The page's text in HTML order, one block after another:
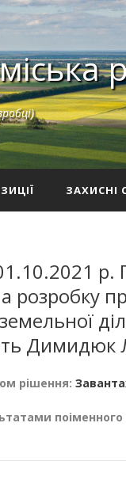
ЗАХИСНІ
р.
розробку
Димидюк
рішення:
поіменного